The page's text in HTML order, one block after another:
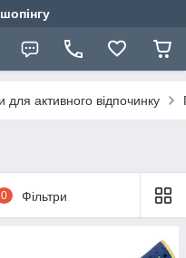
для активного відпочинку
0 Фільтри